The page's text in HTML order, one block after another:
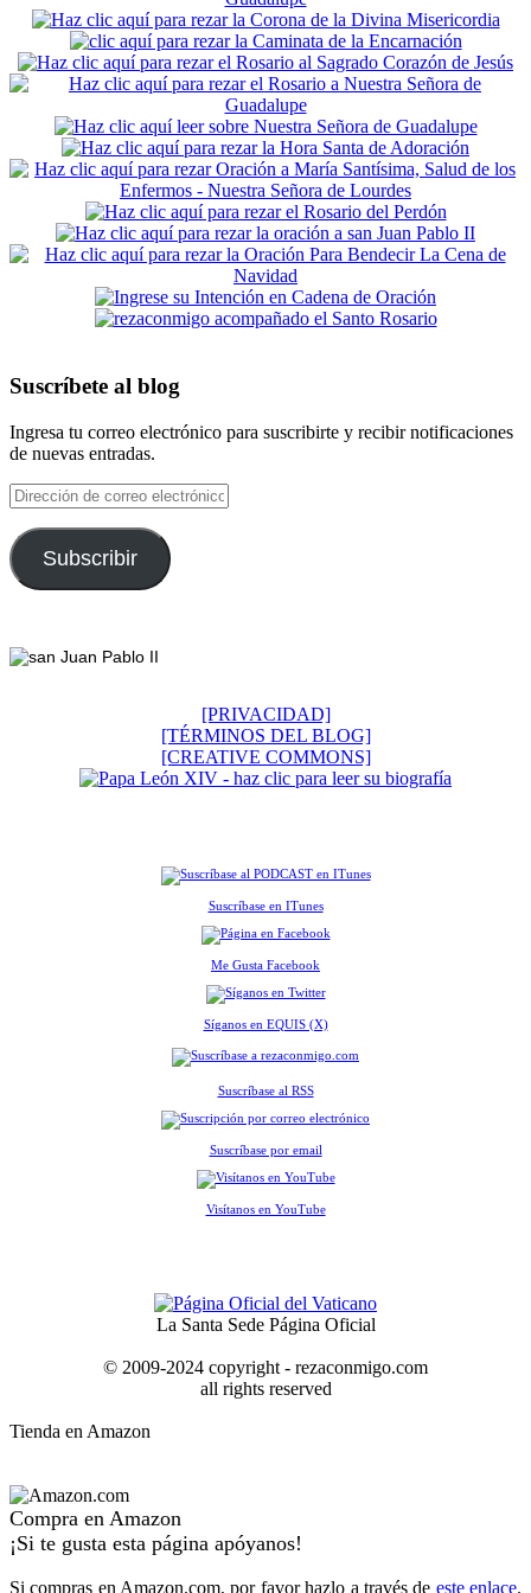
Suscríbete al blog
Ingresa tu correo electrónico para suscribirte y recibir notificaciones
de nuevas entradas.
Dirección
de
correo
electrónico
Subscribir
[PRIVACIDAD]
[TÉRMINOS DEL BLOG]
[CREATIVE COMMONS]
Suscríbase en ITunes
Me Gusta Facebook
Síganos en EQUIS (X)
Suscríbase al RSS
Suscríbase por email
Visítanos en YouTube
La Santa Sede Página Oficial
© 2009-2024 copyright - rezaconmigo.com
all rights reserved
Tienda en Amazon
Compra en Amazon
¡Si te gusta esta página apóyanos!
Si compras en Amazon.com, por favor hazlo a través de este enlace.